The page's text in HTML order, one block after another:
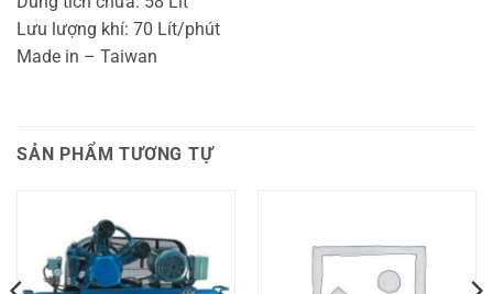
Lưu lượng khí: 70 Lít/phút
Made in – Taiwan
SẢN PHẨM TƯƠNG TỰ